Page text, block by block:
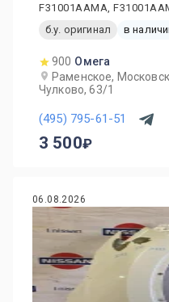
F31001AAMA,
б.у. оригинал
в
900 Омега
Раменское,
Чулково, 63/1
(495) 795-61-51
3 500
06.08.2026